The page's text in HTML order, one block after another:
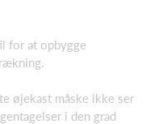
for at opbygge
øjekast måske ikke ser
i den grad